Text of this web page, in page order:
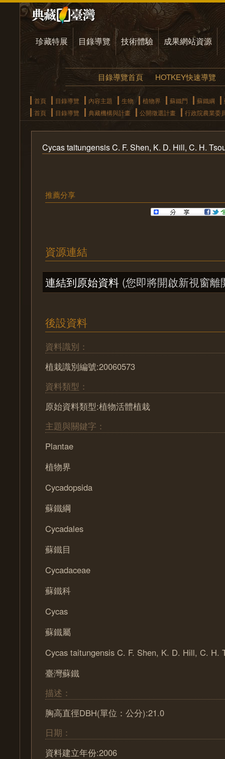
珍藏特展 目錄導覽 技術體驗 成果網站資源
目錄導覽首頁 HOTKEY快速導覽
首頁 目錄導覽 內容主題 生物 植物界 蘇鐵門 蘇鐵綱
首頁
目錄導覽 典藏機構與計畫 公開徵選計畫 行政院農業委
Cycas taitungensis C. F. Shen, K. D. Hill, C. H.
推薦分享
資源連結
連結到原始資料 (您即將開啟新視窗離
後設資料
資料識別：
植栽識別編號:20060573
資料類型：
原始資料類型:植物活體植栽
主題與關鍵字：
Plantae
植物界
Cycadopsida
蘇鐵綱
Cycadales
蘇鐵目
Cycadaceae
蘇鐵科
Cycas
蘇鐵屬
Cycas taitungensis C. F. Shen, K. D. Hill, C. H.
臺灣蘇鐵
描述：
胸高直徑DBH(單位：公分):21.0
日期：
資料建立年份:2006